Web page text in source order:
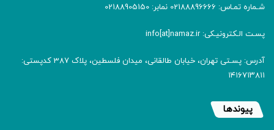
شـماره تمـاس: 02188896666 نمابر: 02188905150
پسـت الـکترونیـکی: info[at]namaz.ir
آدرس: پسـتی تهران، خیابان طالقانی، میدان فلسطین، پلاک 387 کدپستی:
۱۴۱۶۷۱۳۸۱۱
پیوندها